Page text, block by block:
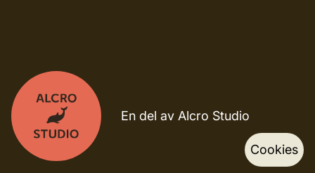
En del av Alcro Studio
Cookies